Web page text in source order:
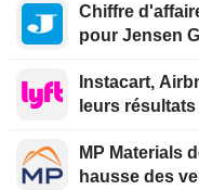
Chiffre
pour Jensen
Instacart,
leurs
MP Materials
hausse des